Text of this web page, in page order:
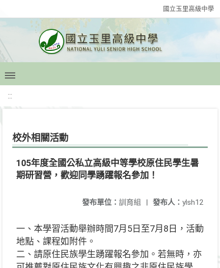
國立玉里高級中學
:::
校外相關活動
105年度全國公私立高級中等學校原住民學生暑
期研習營，歡迎同學踴躍報名參加！
發布人： ylsh12
發布單位： 訓育組 |
一、本學習活動舉辦時間7月5日至7月8日，活動
地點、課程如附件。
二、請原住民族學生踴躍報名參加。若無時，亦